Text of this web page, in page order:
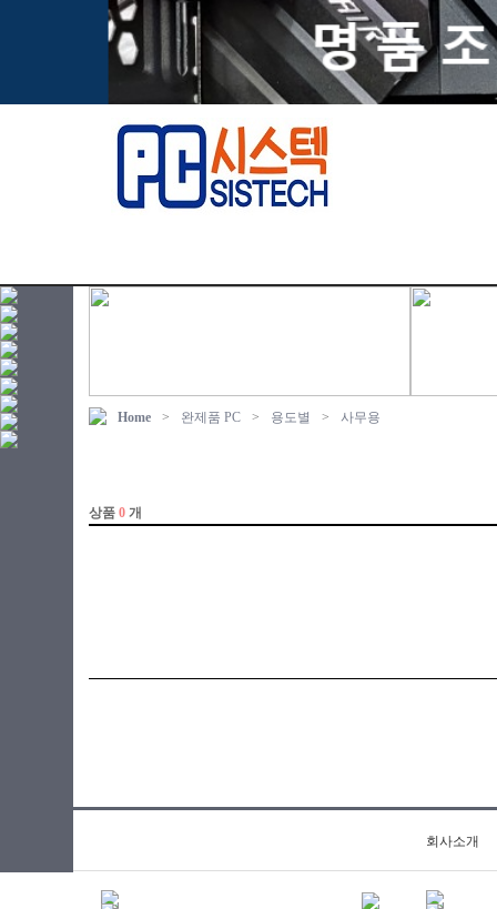
Home > 완제품 PC > 용도별 > 사무용
회사소개